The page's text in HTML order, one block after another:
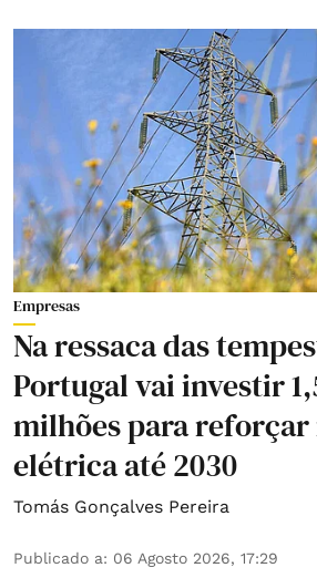
Empresas
Na ressaca das
Portugal vai investir
milhões para reforçar
elétrica até 2030
Tomás Gonçalves Pereira
Publicado a: 06 Agosto 2026, 17:29